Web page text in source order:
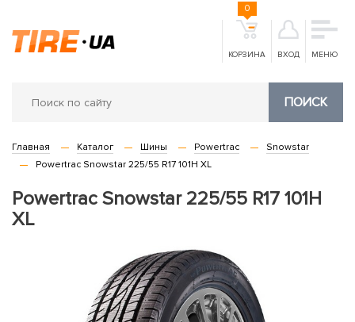
КОРЗИНА
0
ВХОД МЕНЮ
ПОИСК
Главная Каталог Шины Powertrac
Snowstar
Powertrac Snowstar 225/55 R17 101H XL
Powertrac Snowstar 225/55 R17 101H
XL